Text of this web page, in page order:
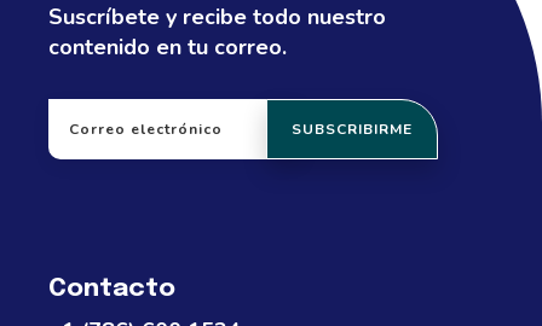
Suscríbete y recibe todo nuestro
contenido en tu correo.
Contacto